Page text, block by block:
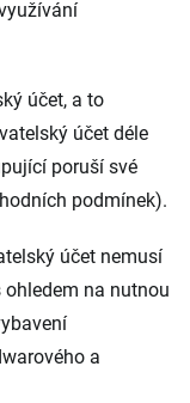
účet, a to
účet déle
poruší své
podmínek).
účet nemusí
na nutnou
a